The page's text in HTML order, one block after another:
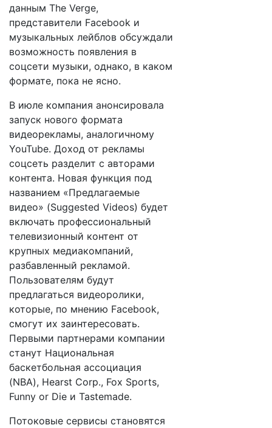
данным The Verge,
представители Facebook и
музыкальных лейблов обсуждали
возможность появления в
соцсети музыки, однако, в каком
формате, пока не ясно.
В июле компания анонсировала
запуск нового формата
видеорекламы, аналогичному
YouTube. Доход от рекламы
соцсеть разделит с авторами
контента. Новая функция под
названием «Предлагаемые
видео» (Suggested Videos) будет
включать профессиональный
телевизионный контент от
крупных медиакомпаний,
разбавленный рекламой.
Пользователям будут
предлагаться видеоролики,
которые, по мнению Facebook,
смогут их заинтересовать.
Первыми партнерами компании
станут Национальная
баскетбольная ассоциация
(NBA), Hearst Corp., Fox Sports,
Funny or Die и Tastemade.
Потоковые сервисы становятся